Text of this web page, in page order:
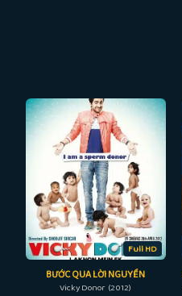
Full HD
BƯỚC QUA LỜI NGUYỀN
Vicky Donor (2012)